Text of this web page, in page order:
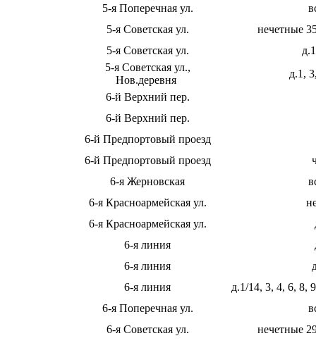
5-я Поперечная ул.
5-я Советская ул.
нечетные
5-я Советская ул.
5-я Советская ул.,
Нов.деревня
д.1,
6-й Верхний пер.
6-й Верхний пер.
6-й Предпортовый проезд
6-й Предпортовый проезд
6-я Жерновская
6-я Красноармейская ул.
6-я Красноармейская ул.
6-я линия
6-я линия
6-я линия
д.1/14, 3, 4, 6, 8,
6-я Поперечная ул.
6-я Советская ул.
нечетные